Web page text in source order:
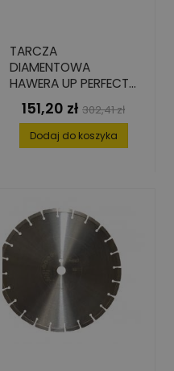
TARCZA
DIAMENTOWA
HAWERA UP PERFECT
DO BETONU 180 X
22,2 MM
Cena
151,20 zł Cena
podstawowa
302,41 zł
Dodaj do koszyka